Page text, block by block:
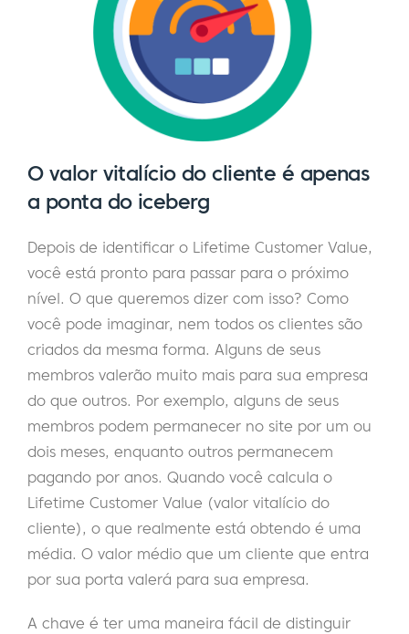
O valor vitalício do cliente é apenas
a ponta do iceberg
Depois de identificar o Lifetime Customer Value,
você está pronto para passar para o próximo
nível. O que queremos dizer com isso? Como
você pode imaginar, nem todos os clientes são
criados da mesma forma. Alguns de seus
membros valerão muito mais para sua empresa
do que outros. Por exemplo, alguns de seus
membros podem permanecer no site por um ou
dois meses, enquanto outros permanecem
pagando por anos. Quando você calcula o
Lifetime Customer Value (valor vitalício do
cliente), o que realmente está obtendo é uma
média. O valor médio que um cliente que entra
por sua porta valerá para sua empresa.
A chave é ter uma maneira fácil de distinguir